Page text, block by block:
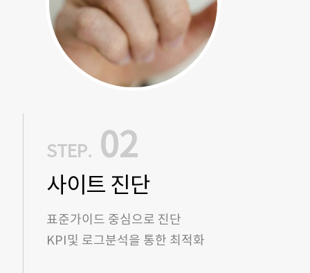
STEP. 02
사이트 진단
표준가이드 중심으로 진단
KPI및 로그분석을 통한 최적화